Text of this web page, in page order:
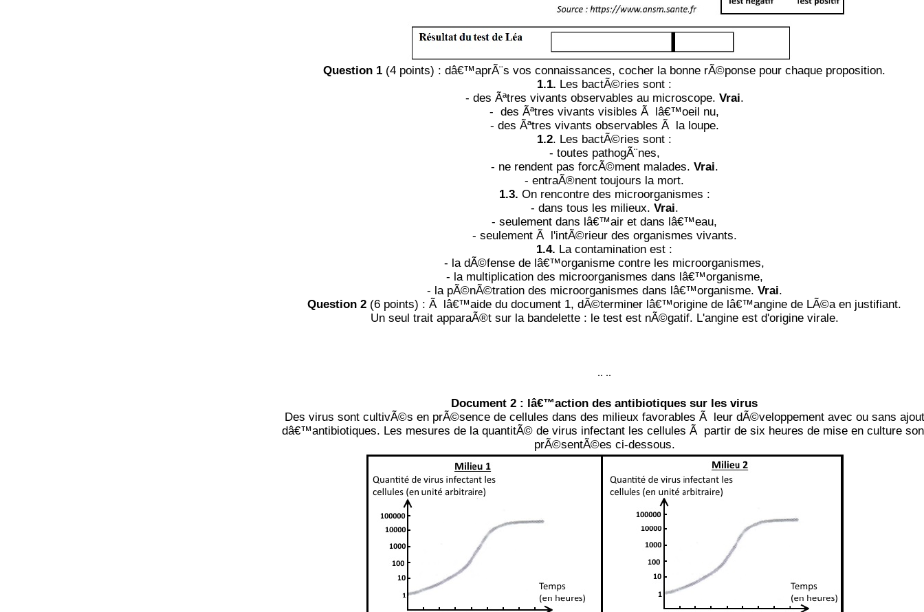
Question 1 (4 points) : dâ€™aprÃ¨s vos connaissances, cocher la bonne rÃ©ponse pour chaque proposition.
1.1. Les bactÃ©ries sont :
- des Ãªtres vivants observables au microscope. Vrai.
- des Ãªtres vivants visibles Ã lâ€™oeil nu,
- des Ãªtres vivants observables Ã la loupe.
1.2. Les bactÃ©ries sont :
- toutes pathogÃ¨nes,
- ne rendent pas forcÃ©ment malades. Vrai.
- entraÃ®nent toujours la mort.
1.3. On rencontre des microorganismes :
- dans tous les milieux. Vrai.
- seulement dans lâ€™air et dans lâ€™eau,
- seulement Ã l'intÃ©rieur des organismes vivants.
1.4. La contamination est :
- la dÃ©fense de lâ€™organisme contre les microorganismes,
- la multiplication des microorganismes dans lâ€™organisme,
- la pÃ©nÃ©tration des microorganismes dans lâ€™organisme. Vrai.
Question 2 (6 points) : Ã lâ€™aide du document 1, dÃ©terminer lâ€™origine de lâ€™angine de LÃ©a en justifiant.
Un seul trait apparaÃ®t sur la bandelette : le test est nÃ©gatif. L'angine est d'origine virale.
.. ..
Document 2 : lâ€™action des antibiotiques sur les virus
Des virus sont cultivÃ©s en prÃ©sence de cellules dans des milieux favorables Ã leur dÃ©veloppement avec ou sans ajout
dâ€™antibiotiques. Les mesures de la quantitÃ© de virus infectant les cellules Ã partir de six heures de mise en culture
prÃ©sentÃ©es ci-dessous.